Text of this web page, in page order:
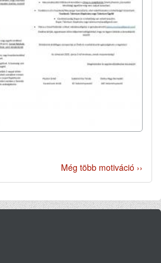
Még több motiváció ››